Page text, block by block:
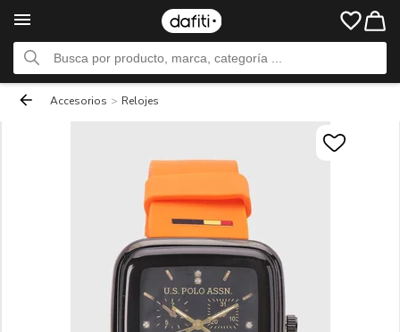
Accesorios > Relojes